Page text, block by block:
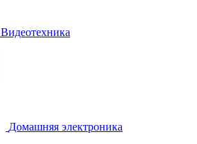
Видеотехника
Домашняя электроника